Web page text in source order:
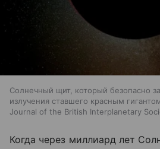
Солнечный щит, который безопасно
излучения ставшего красным
Journal of the British Interplanetary
Когда через миллиард лет